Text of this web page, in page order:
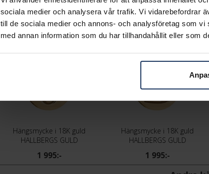
sociala medier och analysera vår trafik. Vi vidarebefordrar
till de sociala medier och annons- och analysföretag som
med annan information som du har tillhandahållit eller som
Matchande
Hängsmycke i 18K guld
HALLBERGS GULD
1 995:-
Hängsmycke i 18K guld
HALLBERGS GULD
1 995:-